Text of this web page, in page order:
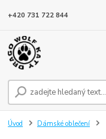
+420 731 722 844
Úvod Dámské oblečení